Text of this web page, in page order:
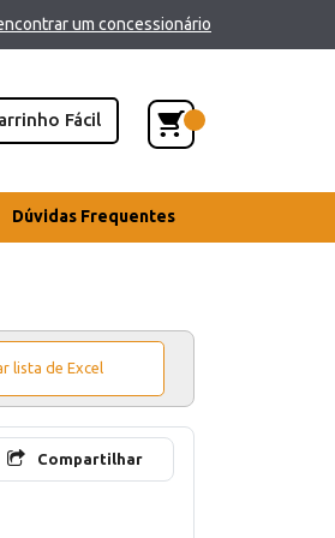
um concessionário
Fácil
Dúvidas Frequentes
lista de Excel
Compartilhar